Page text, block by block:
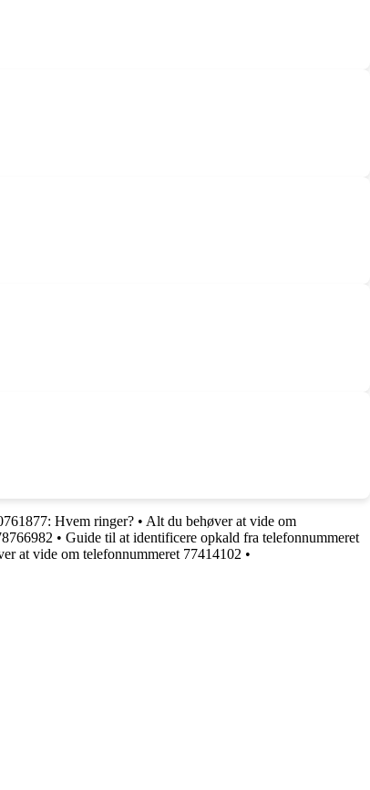
Hvem ringer? • Alt du behøver at vide om
• Guide til at identificere opkald fra telefonnummeret
at vide om telefonnummeret 77414102 •